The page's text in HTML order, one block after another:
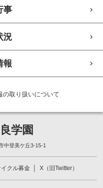
事
況
報
の取り扱いについて
学園
中登美ケ丘3-15-1
イクル募金 X（旧Twitter）